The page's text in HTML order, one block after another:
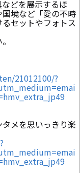
どを展示するほ
境など「愛の不時
セットやフォトス
21012100/?
メを思いっきり楽